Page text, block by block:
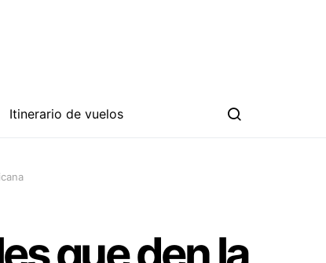
Itinerario de vuelos